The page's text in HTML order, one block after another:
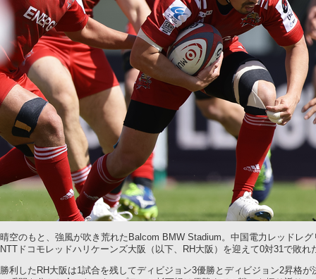
晴空のもと、強風が吹き荒れたBalcom BMW Stadium。中国電力レッドレ
NTTドコモレッドハリケーンズ大阪（以下、RH大阪）を迎えて0対31で敗れ
勝利したRH大阪は1試合を残してディビジョン3優勝とディビジョン2昇格